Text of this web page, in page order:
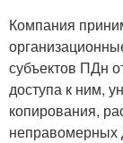
Компания
субъектов ПДн
доступа к ним,
копирования,
неправомерных